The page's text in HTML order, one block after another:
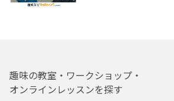
趣味の教室・ワークショップ・
オンラインレッスンを探す